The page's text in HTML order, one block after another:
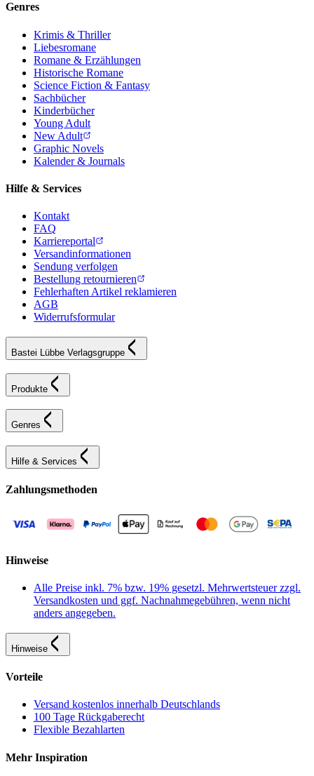
Genres
Krimis & Thriller
Liebesromane
Romane & Erzählungen
Historische Romane
Science Fiction & Fantasy
Sachbücher
Kinderbücher
Young Adult
New Adult
Graphic Novels
Kalender & Journals
Hilfe & Services
Kontakt
FAQ
Karriereportal
Versandinformationen
Sendung verfolgen
Bestellung retournieren
Fehlerhaften Artikel reklamieren
AGB
Widerrufsformular
Bastei Lübbe Verlagsgruppe
Produkte
Genres
Hilfe & Services
Zahlungsmethoden
Hinweise
Alle Preise inkl. 7% bzw. 19% gesetzl. Mehrwertsteuer zzgl.
Versandkosten und ggf. Nachnahmegebühren, wenn nicht
anders angegeben.
Hinweise
Vorteile
Versand kostenlos innerhalb Deutschlands
100 Tage Rückgaberecht
Flexible Bezahlarten
Mehr Inspiration